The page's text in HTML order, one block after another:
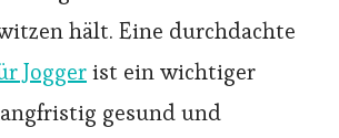
hält. Eine durchdachte
Joggerist ein wichtiger
gesund und